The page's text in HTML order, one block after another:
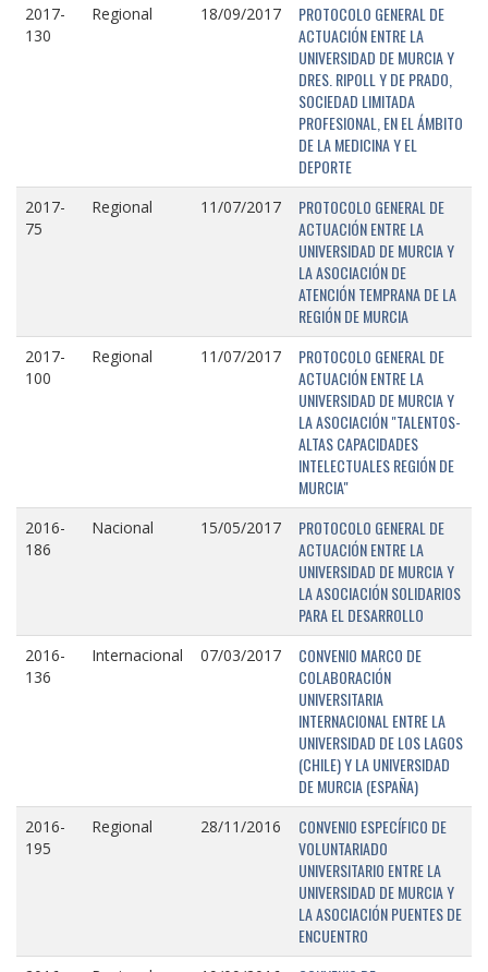
2017-
130
Regional 18/09/2017
PROTOCOLO GENERAL DE
ACTUACIÓN ENTRE LA
UNIVERSIDAD DE MURCIA Y
DRES. RIPOLL Y DE PRADO,
SOCIEDAD LIMITADA
PROFESIONAL, EN EL ÁMBITO
DE LA MEDICINA Y EL
DEPORTE
2017-
75
Regional 11/07/2017
PROTOCOLO GENERAL DE
ACTUACIÓN ENTRE LA
UNIVERSIDAD DE MURCIA Y
LA ASOCIACIÓN DE
ATENCIÓN TEMPRANA DE LA
REGIÓN DE MURCIA
2017-
100
Regional 11/07/2017
PROTOCOLO GENERAL DE
ACTUACIÓN ENTRE LA
UNIVERSIDAD DE MURCIA Y
LA ASOCIACIÓN "TALENTOS-
ALTAS CAPACIDADES
INTELECTUALES REGIÓN DE
MURCIA"
2016-
186
Nacional 15/05/2017
PROTOCOLO GENERAL DE
ACTUACIÓN ENTRE LA
UNIVERSIDAD DE MURCIA Y
LA ASOCIACIÓN SOLIDARIOS
PARA EL DESARROLLO
2016-
136
Internacional 07/03/2017
CONVENIO MARCO DE
COLABORACIÓN
UNIVERSITARIA
INTERNACIONAL ENTRE LA
UNIVERSIDAD DE LOS LAGOS
(CHILE) Y LA UNIVERSIDAD
DE MURCIA (ESPAÑA)
2016-
195
Regional 28/11/2016
CONVENIO ESPECÍFICO DE
VOLUNTARIADO
UNIVERSITARIO ENTRE LA
UNIVERSIDAD DE MURCIA Y
LA ASOCIACIÓN PUENTES DE
ENCUENTRO